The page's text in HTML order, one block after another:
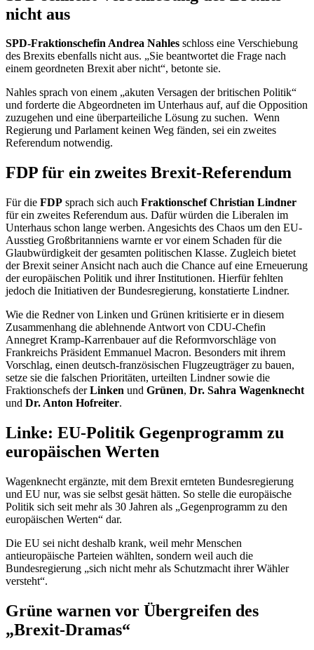
nicht aus
SPD-Fraktionschefin Andrea Nahles schloss eine Verschiebung
des Brexits ebenfalls nicht aus. „Sie beantwortet die Frage nach
einem geordneten Brexit aber nicht“, betonte sie.
Nahles sprach von einem „akuten Versagen der britischen Politik“
und forderte die Abgeordneten im Unterhaus auf, auf die Opposition
zuzugehen und eine überparteiliche Lösung zu suchen. Wenn
Regierung und Parlament keinen Weg fänden, sei ein zweites
Referendum notwendig.
FDP für ein zweites Brexit-Referendum
Für die FDP sprach sich auch Fraktionschef Christian Lindner
für ein zweites Referendum aus. Dafür würden die Liberalen im
Unterhaus schon lange werben. Angesichts des Chaos um den EU-
Ausstieg Großbritanniens warnte er vor einem Schaden für die
Glaubwürdigkeit der gesamten politischen Klasse. Zugleich bietet
der Brexit seiner Ansicht nach auch die Chance auf eine Erneuerung
der europäischen Politik und ihrer Institutionen. Hierfür fehlten
jedoch die Initiativen der Bundesregierung, konstatierte Lindner.
Wie die Redner von Linken und Grünen kritisierte er in diesem
Zusammenhang die ablehnende Antwort von CDU-Chefin
Annegret Kramp-Karrenbauer auf die Reformvorschläge von
Frankreichs Präsident Emmanuel Macron. Besonders mit ihrem
Vorschlag, einen deutsch-französischen Flugzeugträger zu bauen,
setze sie die falschen Prioritäten, urteilten Lindner sowie die
Fraktionschefs derLinken und Grünen, Dr. Sahra Wagenknecht
und Dr. Anton Hofreiter.
Linke: EU-Politik Gegenprogramm zu
europäischen Werten
Wagenknecht ergänzte, mit dem Brexit ernteten Bundesregierung
und EU nur, was sie selbst gesät hätten. So stelle die europäische
Politik sich seit mehr als 30 Jahren als „Gegenprogramm zu den
europäischen Werten“ dar.
Die EU sei nicht deshalb krank, weil mehr Menschen
antieuropäische Parteien wählten, sondern weil auch die
Bundesregierung „sich nicht mehr als Schutzmacht ihrer Wähler
versteht“.
Grüne warnen vor Übergreifen des
„Brexit-Dramas“